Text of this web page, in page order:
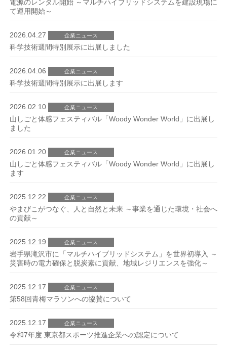
電源のレンタル開始 ～マルチハイブリッドシステムを建設現場に
て運用開始～
2026.04.27 企業ニュース
科学技術週間特別展示に出展しました
2026.04.06 企業ニュース
科学技術週間特別展示に出展します
2026.02.10 企業ニュース
山しごと体感フェスティバル「Woody Wonder World」に出展し
ました
2026.01.20 企業ニュース
山しごと体感フェスティバル「Woody Wonder World」に出展し
ます
2025.12.22 企業ニュース
やまびこがつなぐ、人と自然と未来 ～事業を通じた環境・社会へ
の貢献～
2025.12.19 企業ニュース
岩手県滝沢市に「マルチハイブリッドシステム」を世界初導入 ～
災害時の電力確保と脱炭素に貢献、地域レジリエンスを強化～
2025.12.17 企業ニュース
第58回青梅マラソンへの協賛について
2025.12.17 企業ニュース
令和7年度 東京都スポーツ推進企業への認定について